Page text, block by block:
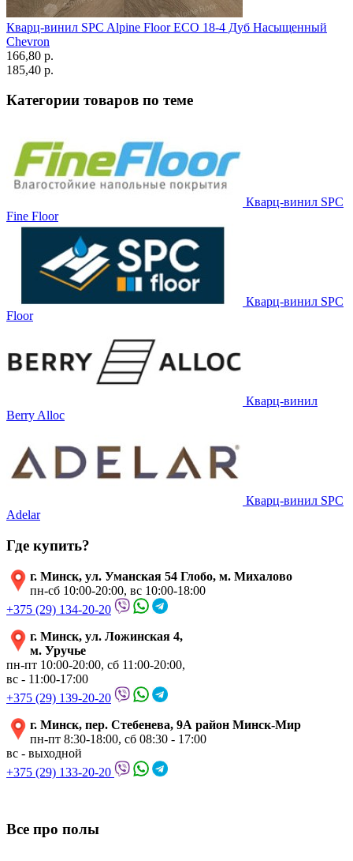
Кварц-винил SPC Alpine Floor ECO 18-4 Дуб Насыщенный
Chevron
166,80 p.
185,40 p.
Категории товаров по теме
Кварц-винил SPC
Fine Floor
Кварц-винил SPC
Floor
Кварц-винил
Berry Alloc
Кварц-винил SPC
Adelar
Где купить?
г. Минск, ул. Уманская 54 Глобо, м. Михалово
пн-сб 10:00-20:00, вс 10:00-18:00
+375 (29) 134-20-20
г. Минск, ул. Ложинская 4,
м. Уручье
пн-пт 10:00-20:00, сб 11:00-20:00,
вс - 11:00-17:00
+375 (29) 139-20-20
г. Минск, пер. Стебенева, 9А район Минск-Мир
пн-пт 8:30-18:00, сб 08:30 - 17:00
вс - выходной
+375 (29) 133-20-20
Все про полы